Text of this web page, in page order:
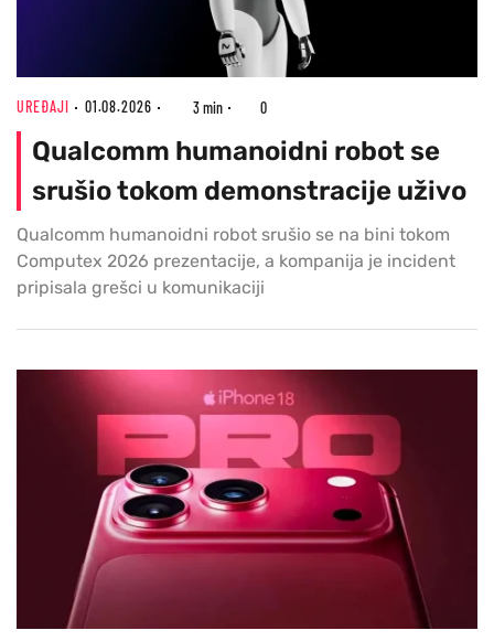
UREĐAJI 01.08.2026 3 min 0
Qualcomm humanoidni robot se
srušio tokom demonstracije uživo
Qualcomm humanoidni robot srušio se na bini tokom
Computex 2026 prezentacije, a kompanija je incident
pripisala grešci u komunikaciji